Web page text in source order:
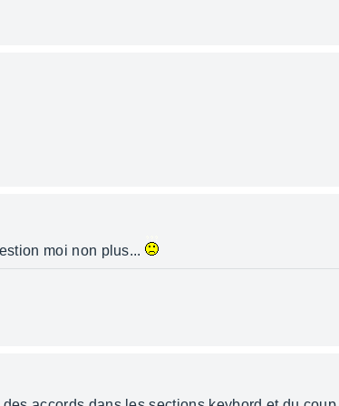
moi non plus...